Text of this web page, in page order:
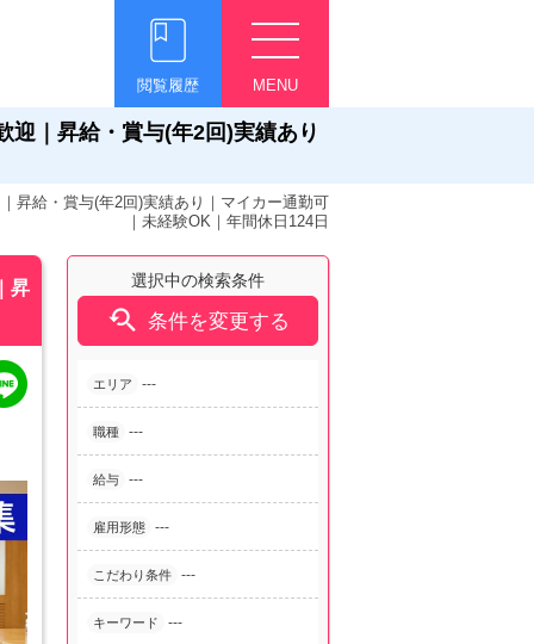
MENU
閲覧履歴
迎｜昇給・賞与(年2回)実績あり
昇給・賞与(年2回)実績あり｜マイカー通勤可
｜未経験OK｜年間休日124日
選択中の検索条件
 条件を変更する
エリア ---
職種 ---
給与 ---
雇用形態 ---
こだわり条件 ---
キーワード ---
昇